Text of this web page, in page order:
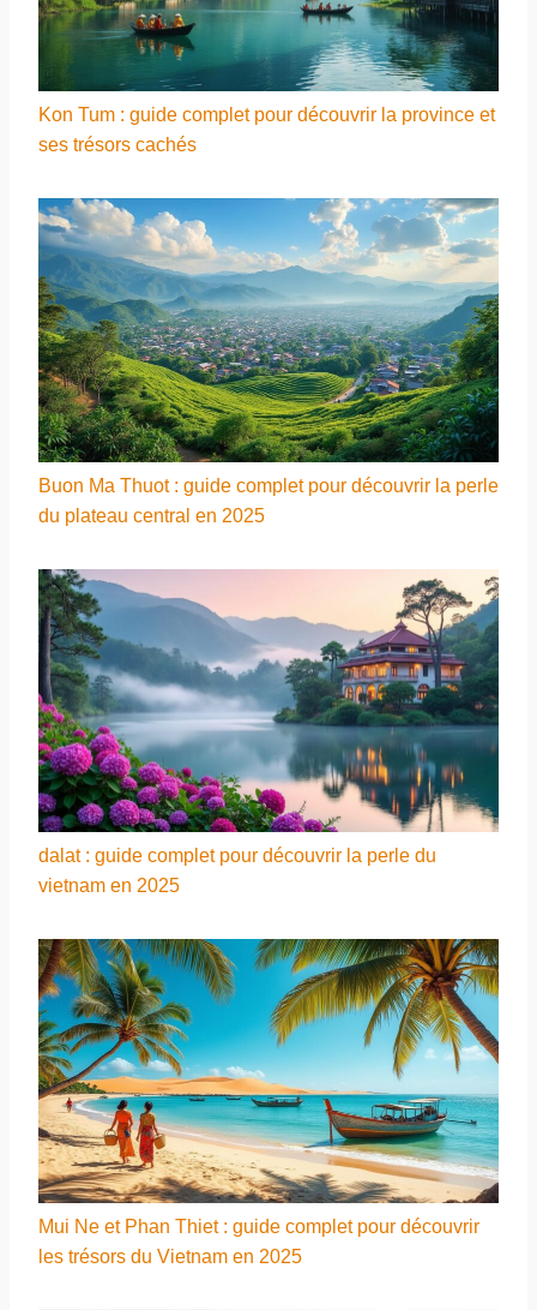
Kon Tum : guide complet pour découvrir la province et
ses trésors cachés
Buon Ma Thuot : guide complet pour découvrir la perle
du plateau central en 2025
dalat : guide complet pour découvrir la perle du
vietnam en 2025
Mui Ne et Phan Thiet : guide complet pour découvrir
les trésors du Vietnam en 2025